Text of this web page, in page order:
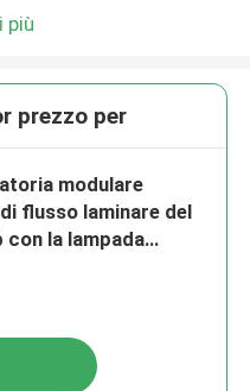
più
prezzo per
modulare
flusso laminare del
con la lampada